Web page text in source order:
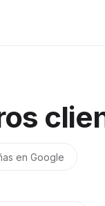
en Google